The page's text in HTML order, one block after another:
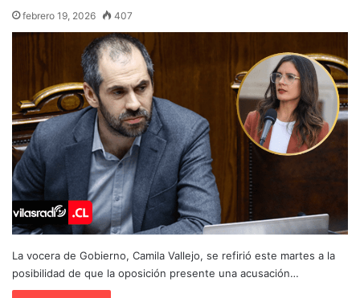
febrero 19, 2026 407
La vocera de Gobierno, Camila Vallejo, se refirió este martes a la
posibilidad de que la oposición presente una acusación…